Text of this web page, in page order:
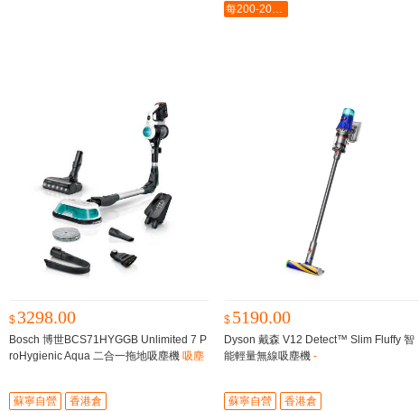
每200-20最多-2000
$ 3298.00
Bosch 博世BCS71HYGGB Unlimited 7 P
roHygienic Aqua 二合一拖地吸塵機 吸塵
蘇寧自營
香港倉
$ 5190.00
Dyson 戴森 V12 Detect™ Slim Fluffy 智
能輕量無線吸塵機 -
蘇寧自營
香港倉